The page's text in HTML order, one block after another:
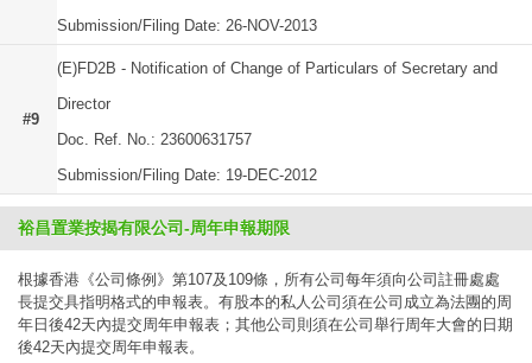
Submission/Filing Date: 26-NOV-2013
#9
(E)FD2B - Notification of Change of Particulars of Secretary and
Director
Doc. Ref. No.: 23600631757
Submission/Filing Date: 19-DEC-2012
裕昌置業按揭有限公司-周年申報期限
根據香港《公司條例》第107及109條，所有公司每年須向公司註冊處處
長提交具指明格式的申報表。有股本的私人公司須在公司成立為法團的周
年日後42天內提交周年申報表；其他公司則須在公司舉行周年大會的日期
後42天內提交周年申報表。